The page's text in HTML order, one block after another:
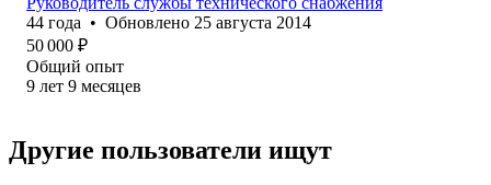
44 года • Обновлено 25 августа 2014
50 000 ₽
Общий опыт
9 лет 9 месяцев
Другие пользователи ищут